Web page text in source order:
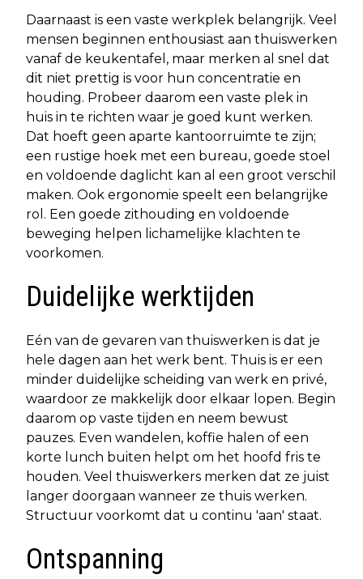
Daarnaast is een vaste werkplek belangrijk. Veel
mensen beginnen enthousiast aan thuiswerken
vanaf de keukentafel, maar merken al snel dat
dit niet prettig is voor hun concentratie en
houding. Probeer daarom een vaste plek in
huis in te richten waar je goed kunt werken.
Dat hoeft geen aparte kantoorruimte te zijn;
een rustige hoek met een bureau, goede stoel
en voldoende daglicht kan al een groot verschil
maken. Ook ergonomie speelt een belangrijke
rol. Een goede zithouding en voldoende
beweging helpen lichamelijke klachten te
voorkomen.
Duidelijke werktijden
Eén van de gevaren van thuiswerken is dat je
hele dagen aan het werk bent. Thuis is er een
minder duidelijke scheiding van werk en privé,
waardoor ze makkelijk door elkaar lopen. Begin
daarom op vaste tijden en neem bewust
pauzes. Even wandelen, koffie halen of een
korte lunch buiten helpt om het hoofd fris te
houden. Veel thuiswerkers merken dat ze juist
langer doorgaan wanneer ze thuis werken.
Structuur voorkomt dat u continu 'aan' staat.
Ontspanning